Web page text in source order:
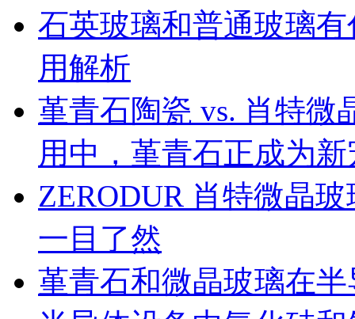
石英玻璃和普通玻璃
用解析
堇青石陶瓷 vs. 肖特微
用中，堇青石正成为
ZERODUR 肖特微晶
一目了然
堇青石和微晶玻璃在